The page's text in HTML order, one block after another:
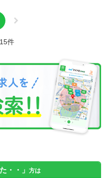
件
・・」 方は